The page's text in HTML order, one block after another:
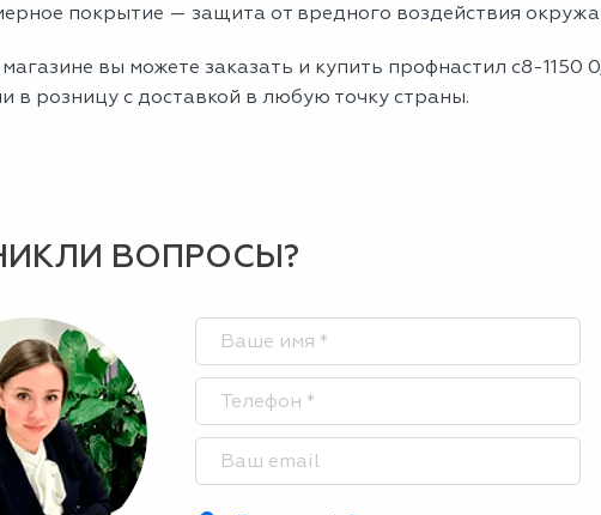
покрытие — защита от вредного воздействия
вы можете заказать и купить профнастил с8-1150
в розницу с доставкой в любую точку страны.
ВОПРОСЫ?